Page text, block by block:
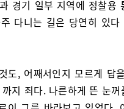
경기 일부 지역에 정찰용
다니는 길은 당연히 있다
도, 어째서인지 모르게 답
지 죄다. 나른하게 뜬 눈꺼